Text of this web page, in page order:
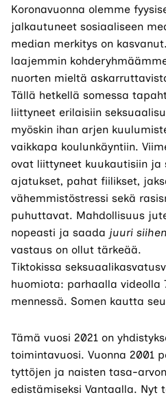
Koronavuonna olemme
jalkautuneet sosiaaliseen
median merkitys on
laajemmin
nuorten mieltä
Tällä hetkellä somessa
liittyneet erilaisiin
myöskin ihan arjen
vaikkapa koulunkäyntiin.
ovat liittyneet kuukautisiin ja
ajatukset, pahat fiilikset,
vähemmistöstressi sekä
puhuttavat. Mahdollisuus
nopeasti ja saada juuri
vastaus on ollut tärkeää.
Tiktokissa
huomiota: parhaalla videolla
mennessä. Somen kautta
Tämä vuosi 2021 on
toimintavuosi. Vuonna 2001
tyttöjen ja naisten tasa-
edistämiseksi Vantaalla. Nyt